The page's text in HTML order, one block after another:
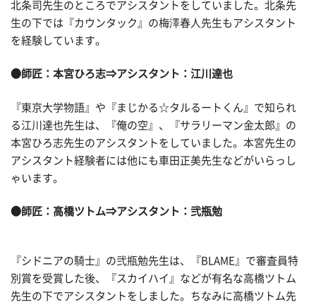
北条司先生のところでアシスタントをしていました。北条先
生の下では『カウンタック』の梅澤春人先生もアシスタント
を経験しています。
●師匠：本宮ひろ志⇒アシスタント：江川達也
『東京大学物語』や『まじかる☆タルるートくん』で知られ
る江川達也先生は、『俺の空』、『サラリーマン金太郎』の
本宮ひろ志先生のアシスタントをしていました。本宮先生の
アシスタント経験者には他にも車田正美先生などがいらっし
ゃいます。
●師匠：高橋ツトム⇒アシスタント：弐瓶勉
『シドニアの騎士』の弐瓶勉先生は、『BLAME』で審査員特
別賞を受賞した後、『スカイハイ』などが有名な高橋ツトム
先生の下でアシスタントをしました。ちなみに高橋ツトム先